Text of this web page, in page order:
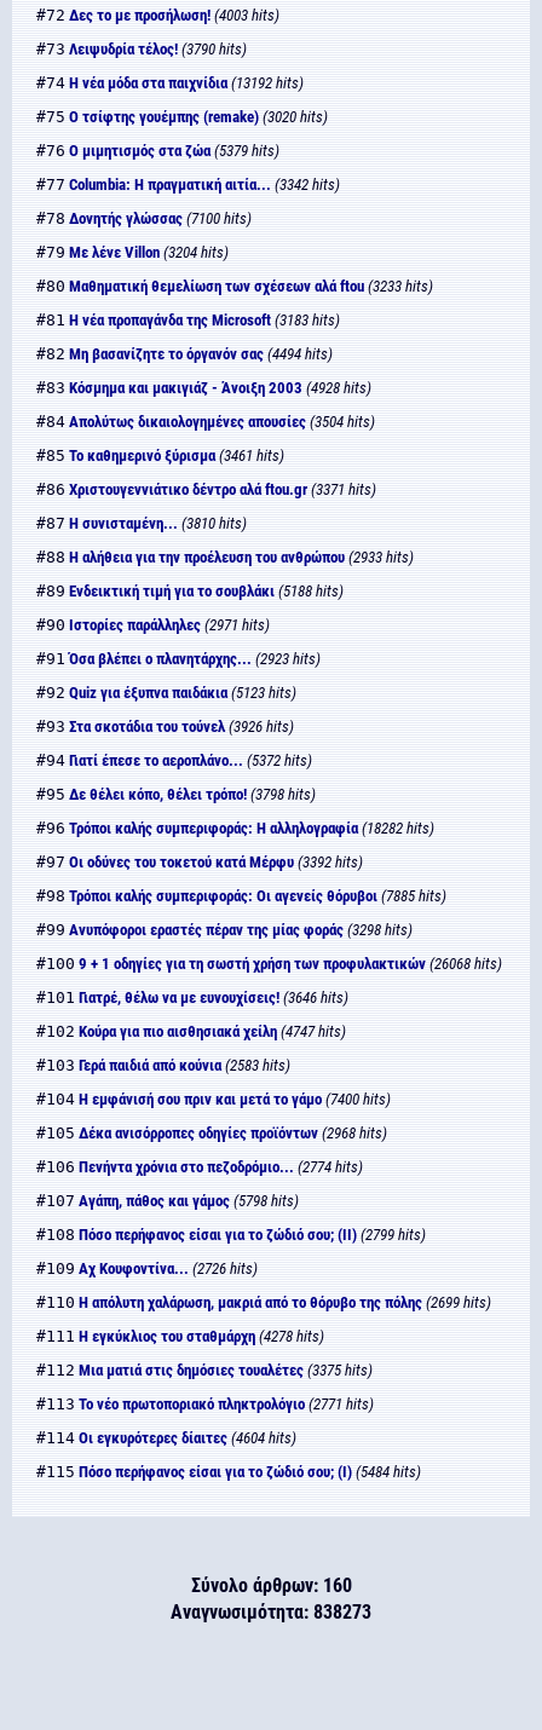
#72 Δες το με προσήλωση! (4003 hits)
#73 Λειψυδρία τέλος! (3790 hits)
#74 Η νέα μόδα στα παιχνίδια (13192 hits)
#75 Ο τσίφτης γουέμπης (remake) (3020 hits)
#76 Ο μιμητισμός στα ζώα (5379 hits)
#77 Columbia: Η πραγματική αιτία... (3342 hits)
#78 Δονητής γλώσσας (7100 hits)
#79 Με λένε Villon (3204 hits)
#80 Μαθηματική θεμελίωση των σχέσεων αλά ftou (3233 hits)
#81 Η νέα προπαγάνδα της Microsoft (3183 hits)
#82 Μη βασανίζητε το όργανόν σας (4494 hits)
#83 Κόσμημα και μακιγιάζ - Άνοιξη 2003 (4928 hits)
#84 Απολύτως δικαιολογημένες απουσίες (3504 hits)
#85 Το καθημερινό ξύρισμα (3461 hits)
#86 Χριστουγεννιάτικο δέντρο αλά ftou.gr (3371 hits)
#87 Η συνισταμένη... (3810 hits)
#88 Η αλήθεια για την προέλευση του ανθρώπου (2933 hits)
#89 Ενδεικτική τιμή για το σουβλάκι (5188 hits)
#90 Ιστορίες παράλληλες (2971 hits)
#91 Όσα βλέπει ο πλανητάρχης... (2923 hits)
#92 Quiz για έξυπνα παιδάκια (5123 hits)
#93 Στα σκοτάδια του τούνελ (3926 hits)
#94 Γιατί έπεσε το αεροπλάνο... (5372 hits)
#95 Δε θέλει κόπο, θέλει τρόπο! (3798 hits)
#96 Τρόποι καλής συμπεριφοράς: Η αλληλογραφία (18282 hits)
#97 Οι οδύνες του τοκετού κατά Μέρφυ (3392 hits)
#98 Τρόποι καλής συμπεριφοράς: Οι αγενείς θόρυβοι (7885 hits)
#99 Ανυπόφοροι εραστές πέραν της μίας φοράς (3298 hits)
#100 9 + 1 οδηγίες για τη σωστή χρήση των προφυλακτικών (26068 hits)
#101 Γιατρέ, θέλω να με ευνουχίσεις! (3646 hits)
#102 Κούρα για πιο αισθησιακά χείλη (4747 hits)
#103 Γερά παιδιά από κούνια (2583 hits)
#104 Η εμφάνισή σου πριν και μετά το γάμο (7400 hits)
#105 Δέκα ανισόρροπες οδηγίες προϊόντων (2968 hits)
#106 Πενήντα χρόνια στο πεζοδρόμιο... (2774 hits)
#107 Αγάπη, πάθος και γάμος (5798 hits)
#108 Πόσο περήφανος είσαι για το ζώδιό σου; (ΙΙ) (2799 hits)
#109 Αχ Κουφοντίνα... (2726 hits)
#110 Η απόλυτη χαλάρωση, μακριά από το θόρυβο της πόλης (2699 hits)
#111 Η εγκύκλιος του σταθμάρχη (4278 hits)
#112 Μια ματιά στις δημόσιες τουαλέτες (3375 hits)
#113 Το νέο πρωτοποριακό πληκτρολόγιο (2771 hits)
#114 Οι εγκυρότερες δίαιτες (4604 hits)
#115 Πόσο περήφανος είσαι για το ζώδιό σου; (Ι) (5484 hits)
Σύνολο άρθρων: 160
Αναγνωσιμότητα: 838273